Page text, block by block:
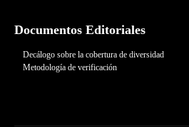
Documentos Editoriales
Decálogo sobre la cobertura de diversidad
Metodología de verificación